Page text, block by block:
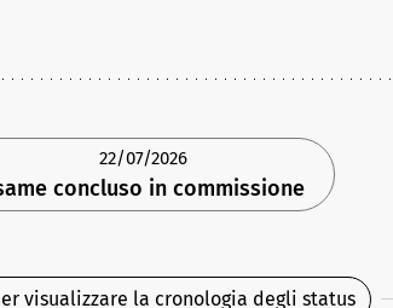
22/07/2026
concluso in commissione
visualizzare la cronologia degli status